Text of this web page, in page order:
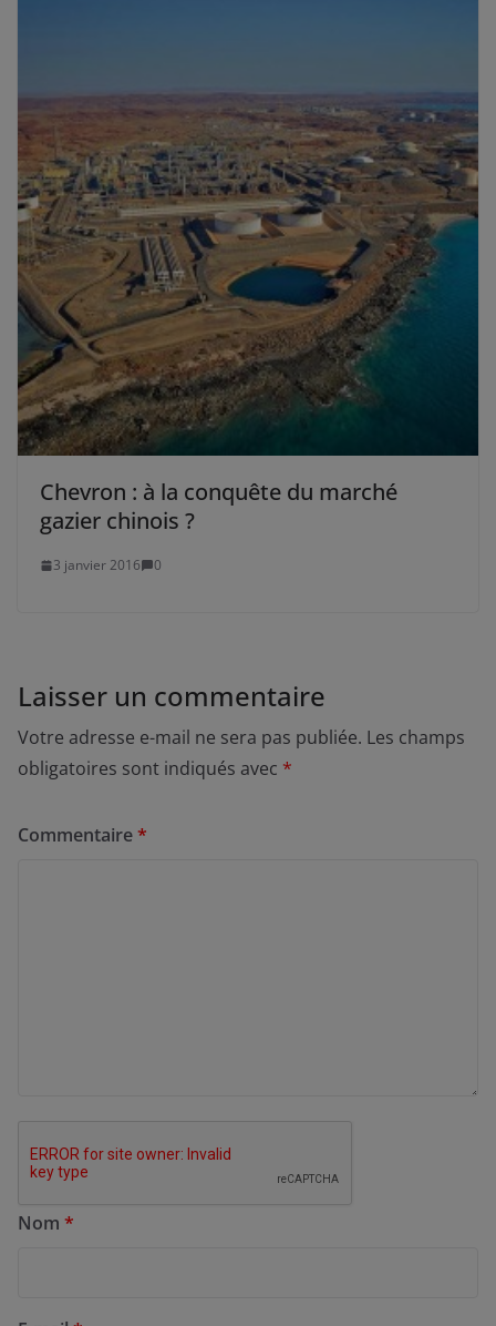
Chevron : à la conquête du marché
gazier chinois ?
3 janvier 2016 0
Laisser un commentaire
Votre adresse e-mail ne sera pas publiée. Les champs
obligatoires sont indiqués avec *
Commentaire*
Nom *